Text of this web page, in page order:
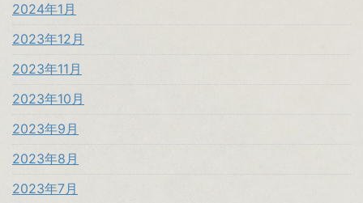
2024年1月
2023年12月
2023年11月
2023年10月
2023年9月
2023年8月
2023年7月